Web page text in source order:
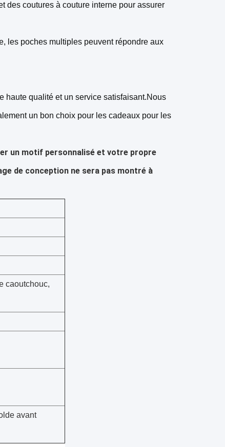
des coutures à couture interne pour assurer
les poches multiples peuvent répondre aux
haute qualité et un service satisfaisant.Nous
un bon choix pour les cadeaux pour les
un motif personnalisé et votre propre
de conception ne sera pas montré à
caoutchouc,
avant